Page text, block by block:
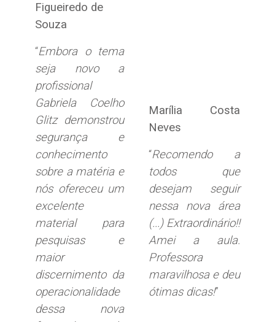
Figueiredo de
Souza
“Embora o tema
seja novo a
profissional
Gabriela Coelho
Glitz demonstrou
segurança e
conhecimento
sobre a matéria e
nós ofereceu um
excelente
material para
pesquisas e
maior
discernimento da
operacionalidade
dessa nova
Marília Costa
Neves
“Recomendo a
todos que
desejam seguir
nessa nova área
(...) Extraordinário!!
Amei a aula.
Professora
maravilhosa e deu
ótimas dicas!”